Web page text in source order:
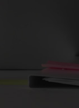
者国务院财政、税
规定计算应纳税款
理的需要，积极推
您未按规定安装、
重处以规定数额内
法规的规定确定的
要要求您报送的其
代缴、代收代缴税
免税待遇的，在减税